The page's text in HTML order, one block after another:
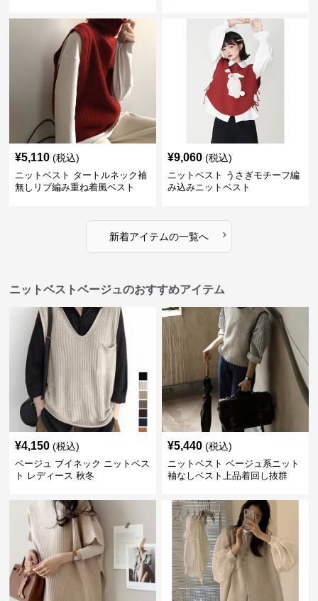
¥5,110 (税込)
ニットベスト タートルネック袖
無しリブ編み重ね着風ベスト
¥9,060 (税込)
ニットベスト うさぎモチーフ編
み込みニットベスト
新着アイテムの一覧へ ›
ニットベストベージュのおすすめアイテム
¥4,150 (税込)
ベージュ ブイネック ニットベス
ト レディース 秋冬
¥5,440 (税込)
ニットベスト ベージュ系ニット
袖なしベスト上品着回し抜群